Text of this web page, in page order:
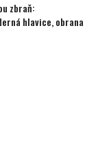
zbraň:
hlavice, obrana